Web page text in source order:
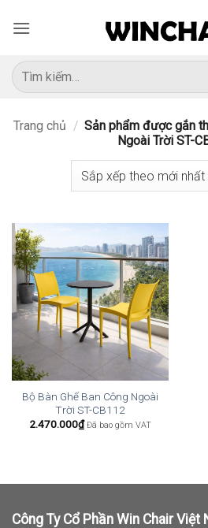
qua
dung
Tìm
kiếm:
Trang chủ / Sản phẩm được gắn
Ngoài Trời ST-
Bộ Bàn Ghế Ban Công Ngoài
Trời ST-CB112
2.470.000₫ Đã bao gồm VAT
Công Ty Cổ Phần Win Chair Việt